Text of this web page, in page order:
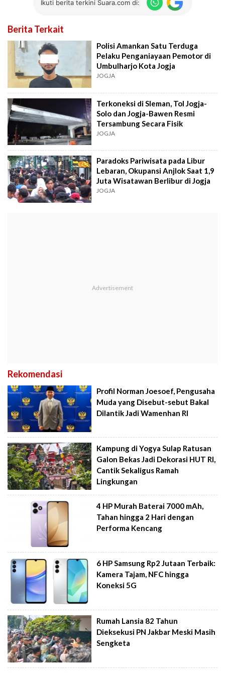
Ikuti berita terkini Suara.com di:
Berita Terkait
Polisi Amankan Satu Terduga
Pelaku Penganiayaan Pemotor di
Umbulharjo Kota Jogja
JOGJA
Terkoneksi di Sleman, Tol Jogja-
Solo dan Jogja-Bawen Resmi
Tersambung Secara Fisik
JOGJA
Paradoks Pariwisata pada Libur
Lebaran, Okupansi Anjlok Saat 1,9
Juta Wisatawan Berlibur di Jogja
JOGJA
Rekomendasi
Profil Norman Joesoef, Pengusaha
Muda yang Disebut-sebut Bakal
Dilantik Jadi Wamenhan RI
Kampung di Yogya Sulap Ratusan
Galon Bekas Jadi Dekorasi HUT RI,
Cantik Sekaligus Ramah
Lingkungan
4 HP Murah Baterai 7000 mAh,
Tahan hingga 2 Hari dengan
Performa Kencang
6 HP Samsung Rp2 Jutaan Terbaik:
Kamera Tajam, NFC hingga
Koneksi 5G
Rumah Lansia 82 Tahun
Dieksekusi PN Jakbar Meski Masih
Sengketa